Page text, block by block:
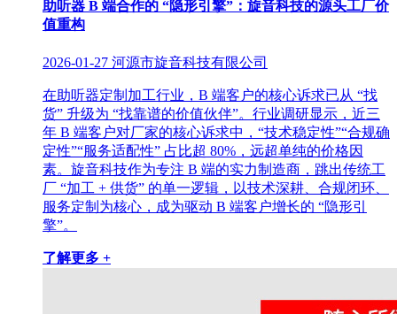
助听器 B 端合作的 “隐形引擎”：旋音科技的源头工厂价
值重构
2026-01-27 河源市旋音科技有限公司
在助听器定制加工行业，B 端客户的核心诉求已从 “找
货” 升级为 “找靠谱的价值伙伴”。行业调研显示，近三
年 B 端客户对厂家的核心诉求中，“技术稳定性”“合规确
定性”“服务适配性” 占比超 80%，远超单纯的价格因
素。旋音科技作为专注 B 端的实力制造商，跳出传统工
厂 “加工 + 供货” 的单一逻辑，以技术深耕、合规闭环、
服务定制为核心，成为驱动 B 端客户增长的 “隐形引
擎”。
了解更多 +